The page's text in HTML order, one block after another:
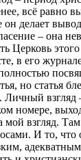
всё равно
он делает
– она
Церковь
в его
но статья
номере,
мой взгляд.
И то,